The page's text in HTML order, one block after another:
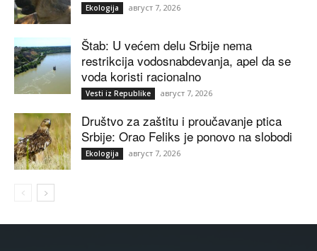
Ekologija август 7, 2026
Štab: U većem delu Srbije nema
restrikcija vodosnabdevanja, apel da se
voda koristi racionalno
Vesti iz Republike август 7, 2026
Društvo za zaštitu i proučavanje ptica
Srbije: Orao Feliks je ponovo na slobodi
Ekologija август 7, 2026